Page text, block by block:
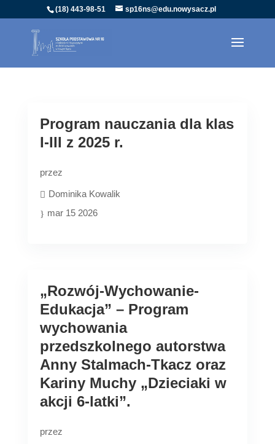
(18) 443-98-51 sp16ns@edu.nowysacz.pl
Program nauczania dla klas
I-III z 2025 r.
przez
Dominika Kowalik
mar 15 2026
„Rozwój-Wychowanie-
Edukacja” – Program
wychowania
przedszkolnego autorstwa
Anny Stalmach-Tkacz oraz
Kariny Muchy „Dzieciaki w
akcji 6-latki”.
przez